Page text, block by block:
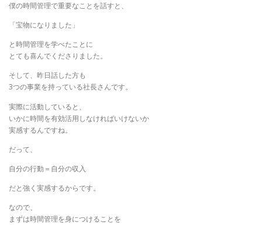
僕の時間管理で重要なことを話すと、
「宝物になりました」
と時間管理を学べたことに
とても喜んでくださりました。
そして、昨日話した方も
3つの事業を持っている社長さんです。
実際に活動していると、
いかに時間を有効活用しなければいけないか
実感するんですね。
だって、
自分の行動＝自分の収入
だと強く実感するからです。
なので、
まずは時間管理を身につけることを